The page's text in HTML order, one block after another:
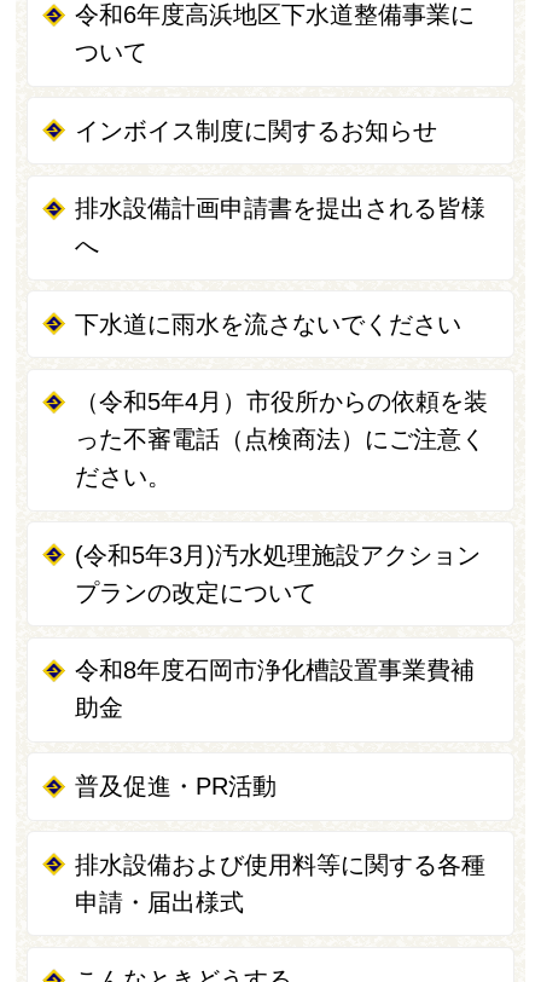
令和6年度高浜地区下水道整備事業に
ついて
インボイス制度に関するお知らせ
排水設備計画申請書を提出される皆様
へ
下水道に雨水を流さないでください
（令和5年4月）市役所からの依頼を装
った不審電話（点検商法）にご注意く
ださい。
(令和5年3月)汚水処理施設アクション
プランの改定について
令和8年度石岡市浄化槽設置事業費補
助金
普及促進・PR活動
排水設備および使用料等に関する各種
申請・届出様式